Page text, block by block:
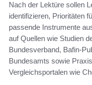
Nach der Lektüre sollen
identifizieren, Prioritäten
passende Instrumente
auf Quellen wie Studien
Bundesverband, Bafin-
Bundesamts sowie
Vergleichsportalen wie